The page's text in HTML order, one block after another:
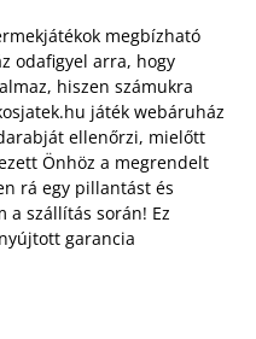
megbízható
odafigyel arra, hogy
hiszen számukra
játék webáruház
ellenőrzi, mielőtt
Önhöz a megrendelt
rá egy pillantást és
a szállítás során! Ez
garancia